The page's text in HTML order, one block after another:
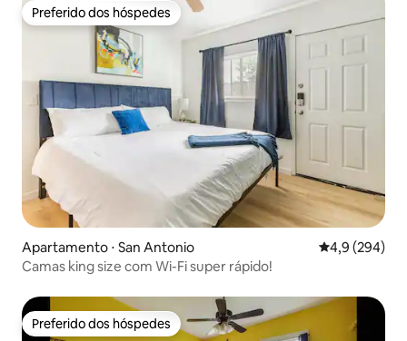
Preferido dos hóspedes
Preferido dos hóspedes
Apartamento ⋅ San Antonio 4,9 de uma
4,9 (294)
Camas king size com Wi-Fi super rápido!
Preferido dos hóspedes
Preferido dos hóspedes